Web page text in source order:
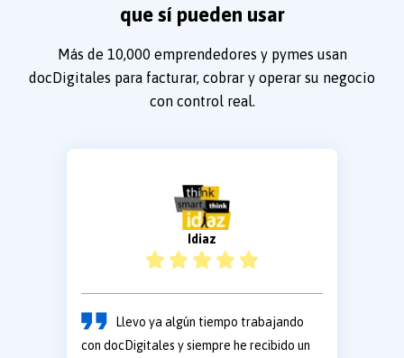
que sí pueden usar
Más de 10,000 emprendedores y pymes usan
docDigitales para facturar, cobrar y operar su negocio
con control real.
Idiaz
Llevo ya algún tiempo trabajando
con docDigitales y siempre he recibido un